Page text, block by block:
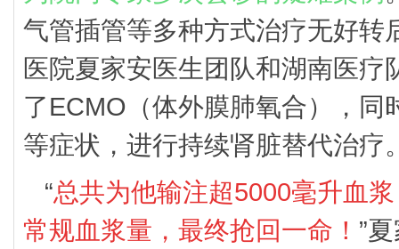
气管插管等多种方式治疗无好转
医院夏家安医生团队和湖南医疗
了ECMO（体外膜肺氧合），同
等症状，进行持续肾脏替代治疗
“总共为他输注超5000毫升血
常规血浆量，最终抢回一命！ ”